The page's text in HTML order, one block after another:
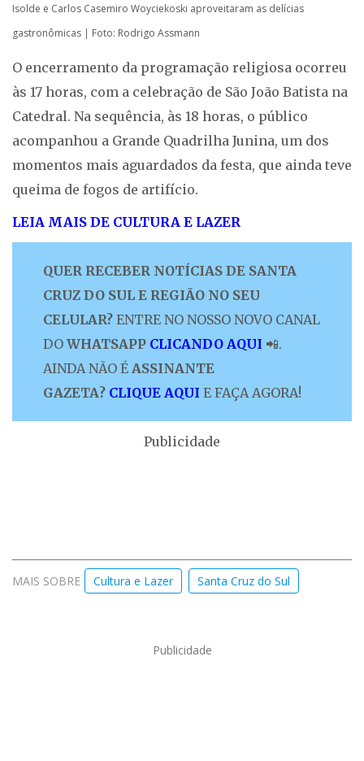
Isolde e Carlos Casemiro Woyciekoski aproveitaram as delícias
gastronômicas | Foto: Rodrigo Assmann
O encerramento da programação religiosa ocorreu
às 17 horas, com a celebração de São João Batista na
Catedral. Na sequência, às 18 horas, o público
acompanhou a Grande Quadrilha Junina, um dos
momentos mais aguardados da festa, que ainda teve
queima de fogos de artifício.
LEIA MAIS DE CULTURA E LAZER
QUER RECEBER NOTÍCIAS DE SANTA
CRUZ DO SUL E REGIÃO NO SEU
CELULAR? ENTRE NO NOSSO NOVO CANAL
DO WHATSAPP CLICANDO AQUI 📲.
AINDA NÃO É ASSINANTE
GAZETA? CLIQUE AQUI E FAÇA AGORA!
Publicidade
MAIS SOBRE Cultura e Lazer Santa Cruz do Sul
Publicidade